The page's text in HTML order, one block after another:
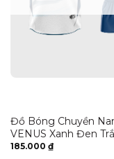
Đồ Bóng Chuyền
VENUS Xanh Đen
185.000 ₫